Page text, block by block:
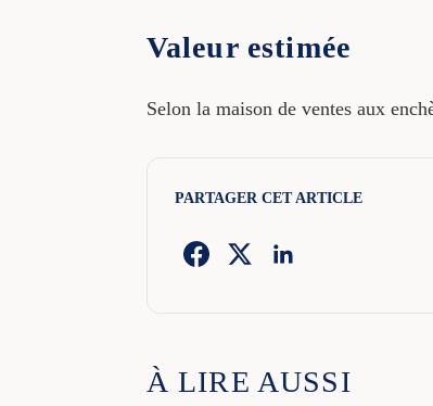
Valeur estimée
Selon la maison de ventes aux
PARTAGER CET ARTICLE
À LIRE AUSSI